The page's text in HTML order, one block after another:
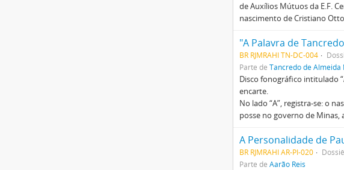
de Auxílios Mútuos da E.F.
nascimento de Cristiano
"A Palavra de
BR RJMRAHI TN-DC-004
Parte de Tancredo de Almeida
Disco fonográfico intitulado
encarte.
No lado “A”, registra-se: o
posse no governo de Minas,
A Personalidade de
BR RJMRAHI AR-PI-020 Dossiê
Parte de Aarão Reis